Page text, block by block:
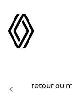
retour au